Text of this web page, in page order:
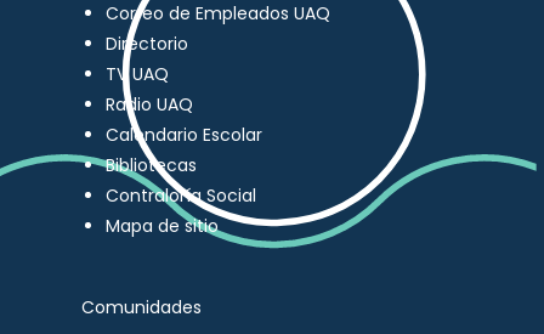
Correo de Empleados UAQ
Directorio
TV UAQ
Radio UAQ
Calendario Escolar
Bibliotecas
Contraloría Social
Mapa de sitio
Comunidades